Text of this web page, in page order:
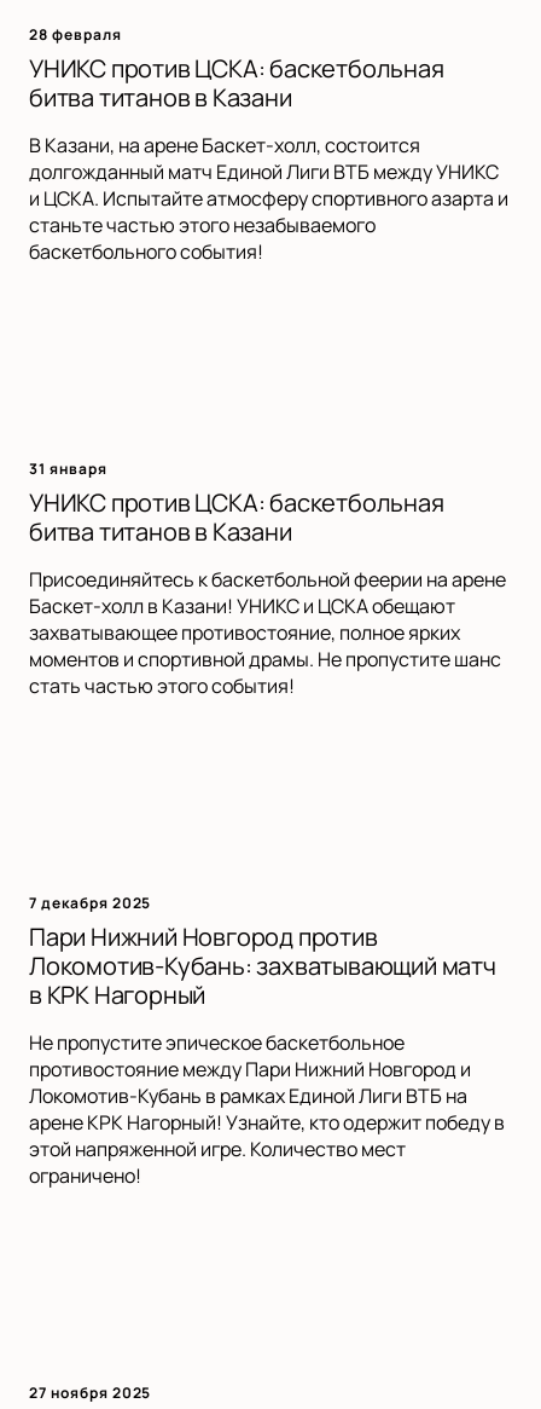
28 февраля
УНИКС против ЦСКА: баскетбольная
битва титанов в Казани
В Казани, на арене Баскет-холл, состоится
долгожданный матч Единой Лиги ВТБ между УНИКС
и ЦСКА. Испытайте атмосферу спортивного азарта и
станьте частью этого незабываемого
баскетбольного события!
31 января
УНИКС против ЦСКА: баскетбольная
битва титанов в Казани
Присоединяйтесь к баскетбольной феерии на арене
Баскет-холл в Казани! УНИКС и ЦСКА обещают
захватывающее противостояние, полное ярких
моментов и спортивной драмы. Не пропустите шанс
стать частью этого события!
7 декабря 2025
Пари Нижний Новгород против
Локомотив-Кубань: захватывающий матч
в КРК Нагорный
Не пропустите эпическое баскетбольное
противостояние между Пари Нижний Новгород и
Локомотив-Кубань в рамках Единой Лиги ВТБ на
арене КРК Нагорный! Узнайте, кто одержит победу в
этой напряженной игре. Количество мест
ограничено!
27 ноября 2025